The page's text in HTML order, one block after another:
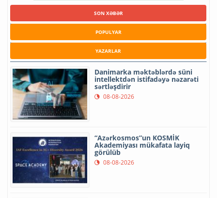
SON XƏBƏR
POPULYAR
YAZARLAR
Danimarka məktəblərdə süni
intellektdən istifadəyə nəzarəti
sərtləşdirir
08-08-2026
“Azərkosmos”un KOSMİK
Akademiyası mükafata layiq
görülüb
08-08-2026